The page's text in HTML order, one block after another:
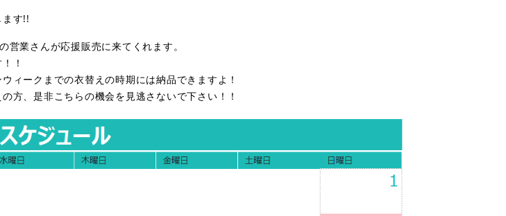
す!!
業さんが応援販売に来てくれます。
！
ィークまでの衣替えの時期には納品できますよ！
方、是非こちらの機会を見逃さないで下さい！！